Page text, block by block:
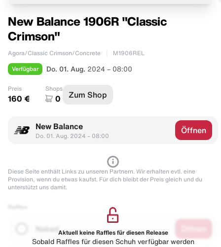
New Balance 1906R "Classic
Crimson"
Agora/Classic Crimson/Concrete M1906REL
Verfügbar Do. 01. Aug. 2024 – 08:00
Preis
160 €
Shops
0 Zum Shop
New Balance
Do. 01. Aug. 2024 – 08:00
Öffnen
Diese Seite enthält Links zu unseren Partnern. Wir erhalten evtl. eine
Provision, wenn du etwas kaufst. Für dich bleibt der Preis gleich und du
unterstützt uns damit.
Naked Aktuell keine Raffles für diesen Release
Sobald Raffles für diesen Schuh verfügbar werden